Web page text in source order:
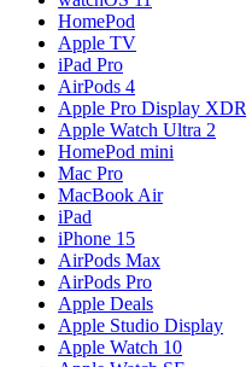
HomePod
Apple TV
iPad Pro
AirPods 4
Apple Pro Display XDR
Apple Watch Ultra 2
HomePod mini
Mac Pro
MacBook Air
iPad
iPhone 15
AirPods Max
AirPods Pro
Apple Deals
Apple Studio Display
Apple Watch 10